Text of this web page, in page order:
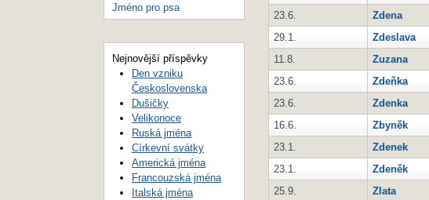
23.6.
Zdena
29.1.
Zdeslava
11.8.
Zuzana
23.6.
Zdeňka
23.6.
Zdenka
16.6.
Zbyněk
23.1.
Zdenek
23.1.
Zdeněk
25.9.
Zlata
Jméno pro psa
Nejnovější příspěvky
Den vzniku
Československa
Dušičky
Velikonoce
Ruská jména
Církevní svátky
Americká jména
Francouzská jména
Italská jména